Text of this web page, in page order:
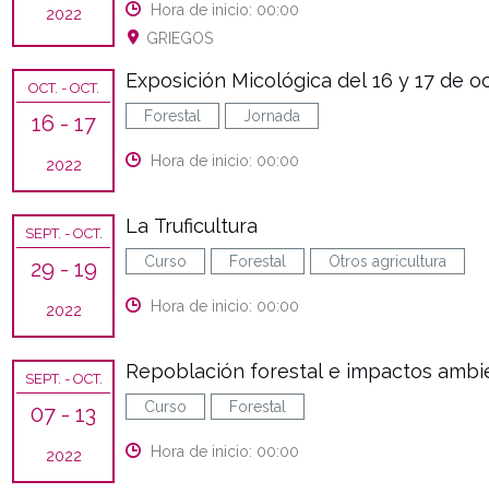
2022
Hora de inicio: 00:00
GRIEGOS
OCT. - OCT.
16 - 17
2022
Exposición Micológica del 16 y 17 de
Forestal Jornada
Hora de inicio: 00:00
SEPT. - OCT.
29 - 19
2022
La Truficultura
Curso Forestal Otros agricultura
Hora de inicio: 00:00
SEPT. - OCT.
07 - 13
2022
Repoblación forestal e impactos
Curso Forestal
Hora de inicio: 00:00